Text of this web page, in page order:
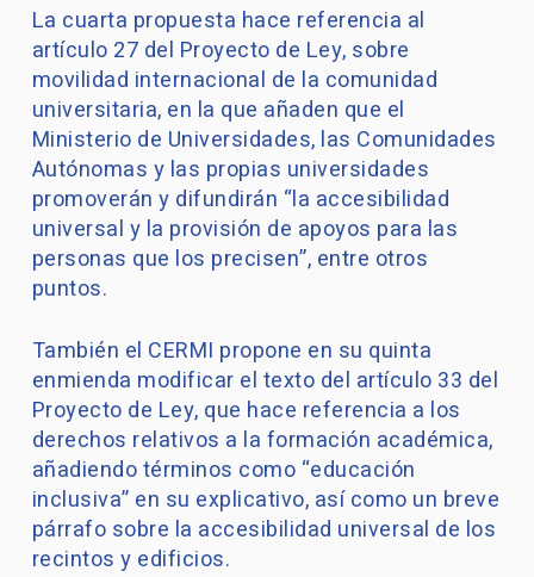
La cuarta propuesta hace referencia al
artículo 27 del Proyecto de Ley, sobre
movilidad internacional de la comunidad
universitaria, en la que añaden que el
Ministerio de Universidades, las Comunidades
Autónomas y las propias universidades
promoverán y difundirán “la accesibilidad
universal y la provisión de apoyos para las
personas que los precisen”, entre otros
puntos.
También el CERMI propone en su quinta
enmienda modificar el texto del artículo 33 del
Proyecto de Ley, que hace referencia a los
derechos relativos a la formación académica,
añadiendo términos como “educación
inclusiva” en su explicativo, así como un breve
párrafo sobre la accesibilidad universal de los
recintos y edificios.